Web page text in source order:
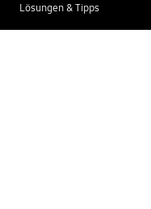
Lösungen & Tipps